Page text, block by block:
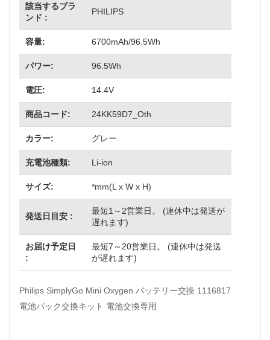
該当するブラ
ンド :
PHILIPS
容量: 6700mAh/96.5Wh
パワー: 96.5Wh
電圧: 14.4V
商品コード: 24KK59D7_Oth
カラー: グレー
充電池種類: Li-ion
サイズ: *mm(L x W x H)
発送日目安 :
最短1～2営業日。 (連休中は発送が
遅れます)
お届け予定日
:
最短7～20営業日。 (連休中は発送
が遅れます)
Philips SimplyGo Mini Oxygen バッテリー交換 1116817
電池パック交換キット 電池交換専用